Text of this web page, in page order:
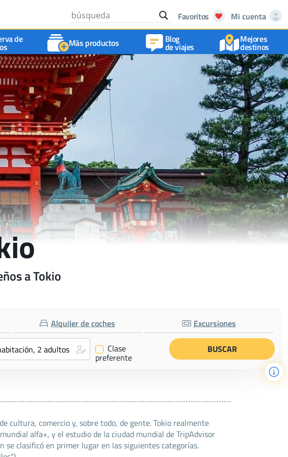
Favoritos
Mi cuenta
de Más productos Blog
de viajes
Mejores
destinos
a Tokio
Alquiler de coches Excursiones
✔ Clase
preferente
cultura, comercio y, sobre todo, de gente. Tokio realmente
alfa+, y el estudio de la ciudad mundial de TripAdvisor
se clasificó en primer lugar en las siguientes categorías.